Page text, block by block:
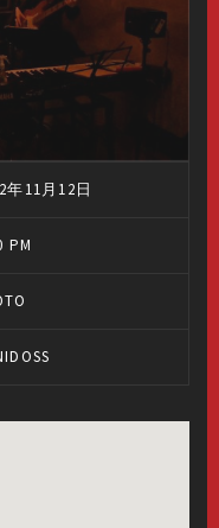
年11月12日
PM